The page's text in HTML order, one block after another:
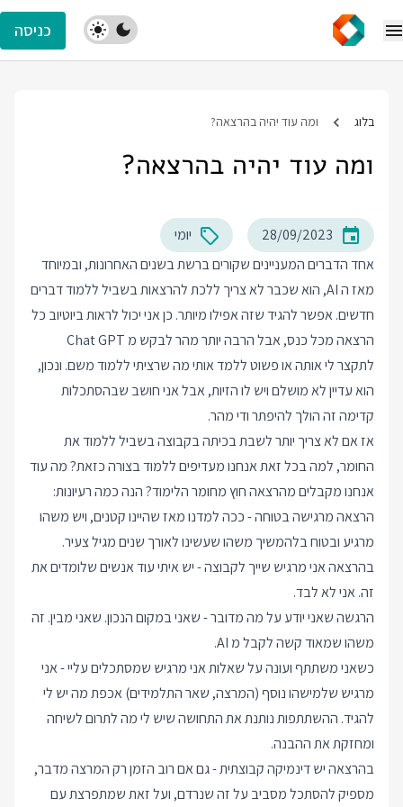
כניסה
בלוג ומה עוד יהיה בהרצאה?
ומה עוד יהיה בהרצאה?
28/09/2023
יומי
אחד הדברים המעניינים שקורים ברשת בשנים האחרונות, ובמיוחד
מאז ה AI, הוא שכבר לא צריך ללכת להרצאות בשביל ללמוד דברים
חדשים. אפשר להגיד שזה אפילו מיותר. כן אני יכול לראות ביוטיוב כל
הרצאה מכל כנס, אבל הרבה יותר מהר לבקש מ Chat GPT
לתקצר לי אותה או פשוט ללמד אותי מה שרציתי ללמוד משם. ונכון,
הוא עדיין לא מושלם ויש לו הזיות, אבל אני חושב שבהסתכלות
קדימה זה הולך להיפתר ודי מהר.
אז אם לא צריך יותר לשבת בכיתה בקבוצה בשביל ללמוד את
החומר, למה בכל זאת אנחנו מעדיפים ללמוד בצורה כזאת? מה עוד
אנחנו מקבלים מהרצאה חוץ מחומר הלימוד? הנה כמה רעיונות:
הרצאה מרגישה בטוחה - ככה למדנו מאז שהיינו קטנים, ויש משהו
מרגיע ובטוח בלהמשיך משהו שעשינו לאורך שנים מגיל צעיר.
בהרצאה אני מרגיש שייך לקבוצה - יש איתי עוד אנשים שלומדים את
זה. אני לא לבד.
הרגשה שאני יודע על מה מדובר - שאני במקום הנכון. שאני מבין. זה
משהו שמאוד קשה לקבל מ AI.
כשאני משתתף ועונה על שאלות אני מרגיש שמסתכלים עליי - אני
מרגיש שלמישהו נוסף (המרצה, שאר התלמידים) אכפת מה יש לי
להגיד. ההשתתפות נותנת את התחושה שיש לי מה לתרום לשיחה
ומחזקת את ההבנה.
בהרצאה יש דינמיקה קבוצתית - גם אם רוב הזמן רק המרצה מדבר,
מספיק להסתכל מסביב על זה שנרדם, ועל זאת שמתפרצת עם